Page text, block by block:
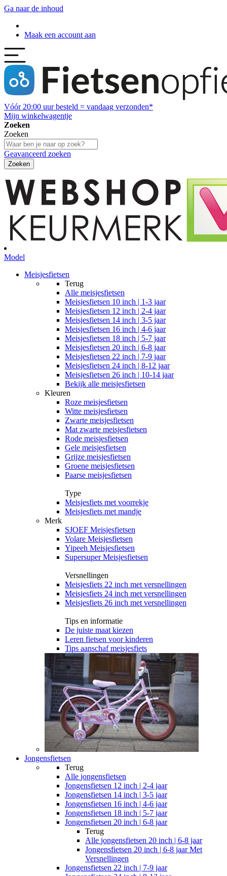
Ga naar de inhoud
Maak een account aan
Vóór 20:00 uur besteld = vandaag verzonden*
Mijn winkelwagentje
Zoeken
Zoeken
Geavanceerd zoeken
Zoeken
Model
Meisjesfietsen
Terug
Alle meisjesfietsen
Meisjesfietsen 10 inch | 1-3 jaar
Meisjesfietsen 12 inch | 2-4 jaar
Meisjesfietsen 14 inch | 3-5 jaar
Meisjesfietsen 16 inch | 4-6 jaar
Meisjesfietsen 18 inch | 5-7 jaar
Meisjesfietsen 20 inch | 6-8 jaar
Meisjesfietsen 22 inch | 7-9 jaar
Meisjesfietsen 24 inch | 8-12 jaar
Meisjesfietsen 26 inch | 10-14 jaar
Bekijk alle meisjesfietsen
Kleuren
Roze meisjesfietsen
Witte meisjesfietsen
Zwarte meisjesfietsen
Mat zwarte meisjesfietsen
Rode meisjesfietsen
Gele meisjesfietsen
Grijze meisjesfietsen
Groene meisjesfietsen
Paarse meisjesfietsen
Type
Meisjesfiets met voorrekje
Meisjesfiets met mandje
Merk
SJOEF Meisjesfietsen
Volare Meisjesfietsen
Yipeeh Meisjesfietsen
Supersuper Meisjesfietsen
Versnellingen
Meisjesfiets 22 inch met versnellingen
Meisjesfiets 24 inch met versnellingen
Meisjesfiets 26 inch met versnellingen
Tips en informatie
De juiste maat kiezen
Leren fietsen voor kinderen
Tips aanschaf meisjesfiets
Jongensfietsen
Terug
Alle jongensfietsen
Jongensfietsen 12 inch | 2-4 jaar
Jongensfietsen 14 inch | 3-5 jaar
Jongensfietsen 16 inch | 4-6 jaar
Jongensfietsen 18 inch | 5-7 jaar
Jongensfietsen 20 inch | 6-8 jaar
Terug
Alle jongensfietsen 20 inch | 6-8 jaar
Jongensfietsen 20 inch | 6-8 jaar Met
Versnellingen
Jongensfietsen 22 inch | 7-9 jaar